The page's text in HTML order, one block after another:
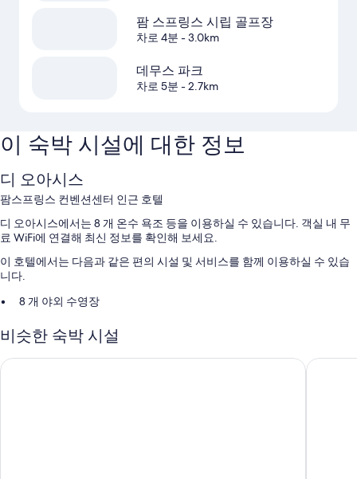
팜 스프링스 시립 골프장
차로 4분 - 3.0km
데무스 파크
차로 5분 - 2.7km
이 숙박 시설에 대한 정보
디 오아시스
팜스프링스 컨벤션센터 인근 호텔
디 오아시스에서는 8 개 온수 욕조 등을 이용하실 수 있습니다. 객실 내 무
료 WiFi에 연결해 최신 정보를 확인해 보세요.
이 호텔에서는 다음과 같은 편의 시설 및 서비스를 함께 이용하실 수 있습
니다.
8 개 야외 수영장
야외 테니스 코트, 바비큐 그릴 및 24시간 운영 프런트 데스크
금연 시설 및 당구대
비슷한 숙박 시설
햄튼 인 & 스위트 캐더럴 시티 하얏트